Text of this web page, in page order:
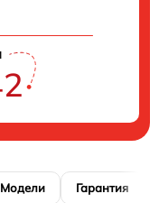
Модели Гарантия